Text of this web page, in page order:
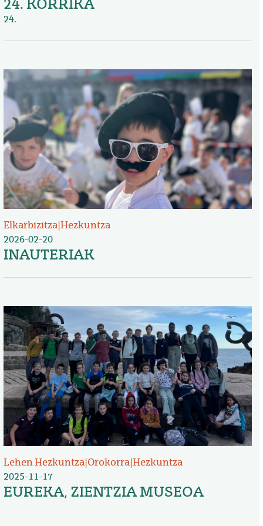
24. KORRIKA
24.
Irudia
Elkarbizitza| Hezkuntza
2026-02-20
INAUTERIAK
Irudia
Lehen Hezkuntza|Orokorra|Hezkuntza
2025-11-17
EUREKA, ZIENTZIA MUSEOA